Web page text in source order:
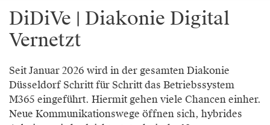
DiDiVe | Diakonie Digital
Vernetzt
Seit Januar 2026 wird in der gesamten Diakonie
Düsseldorf Schritt für Schritt das Betriebssystem
M365 eingeführt. Hiermit gehen viele Chancen einher.
Neue Kommunikationswege öffnen sich, hybrides